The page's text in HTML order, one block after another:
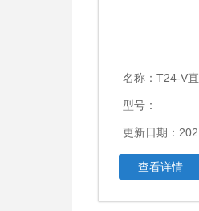
名称： T24-V
型号：
更新日期：
查看详情